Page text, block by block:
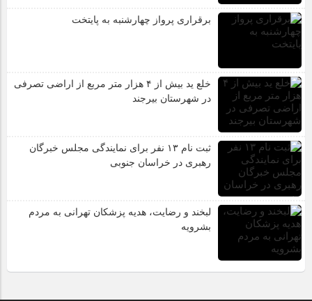
برقراری پرواز چهارشنبه به پایتخت
خلع ید بیش از ۴ هزار متر مربع از اراضی تصرفی
در شهرستان بیرجند
ثبت نام ۱۳ نفر برای نمایندگی مجلس خبرگان
رهبری در خراسان جنوبی
لبخند و رضایت، هدیه پزشکان تهرانی به مردم
بشرویه